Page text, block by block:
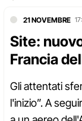
21 NOVEMBRE
Site:
Francia
Gli attentati
l'inizio”. A